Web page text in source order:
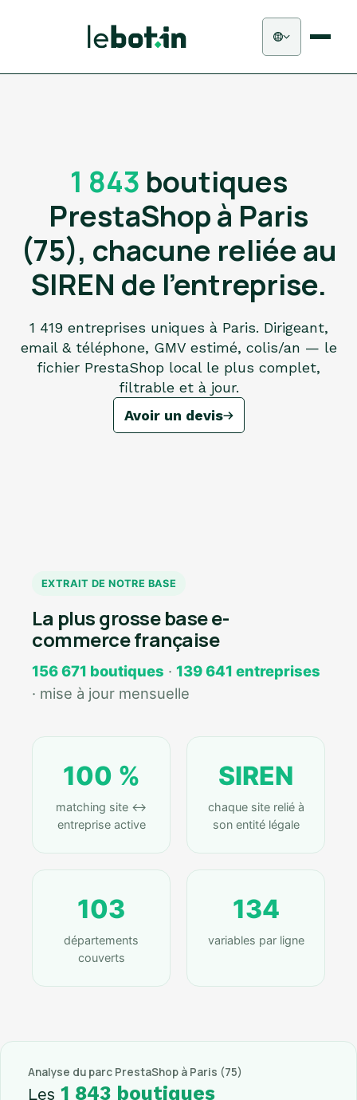
1 843 boutiques
PrestaShop à Paris
(75), chacune reliée au
SIREN de l'entreprise.
1 419 entreprises uniques à Paris. Dirigeant,
email & téléphone, GMV estimé, colis/an — le
fichier PrestaShop local le plus complet,
filtrable et à jour.
Avoir un devis
EXTRAIT DE NOTRE BASE
La plus grosse base e-
commerce française
156 671 boutiques · 139 641 entreprises
· mise à jour mensuelle
100 %
matching site ↔
entreprise active
SIREN
chaque site relié à
son entité légale
103
départements
couverts
134
variables par ligne
Analyse du parc PrestaShop à Paris (75)
Les1 843 boutiques